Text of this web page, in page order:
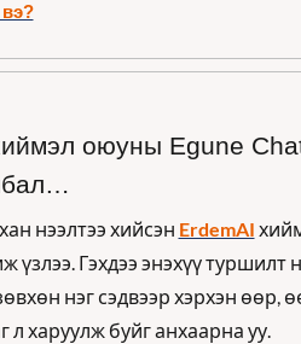
оюуны Egune
нээлтээ хийсэн ErdemAI
Гэхдээ энэхүү туршилт
нэг сэдвээр хэрхэн өөр,
л харуулж буйг анхаарна уу.